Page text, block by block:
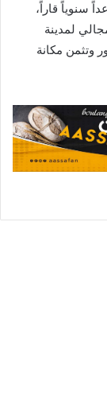
سنوياً قاراً،
لمدينة
وتثمن مكانة